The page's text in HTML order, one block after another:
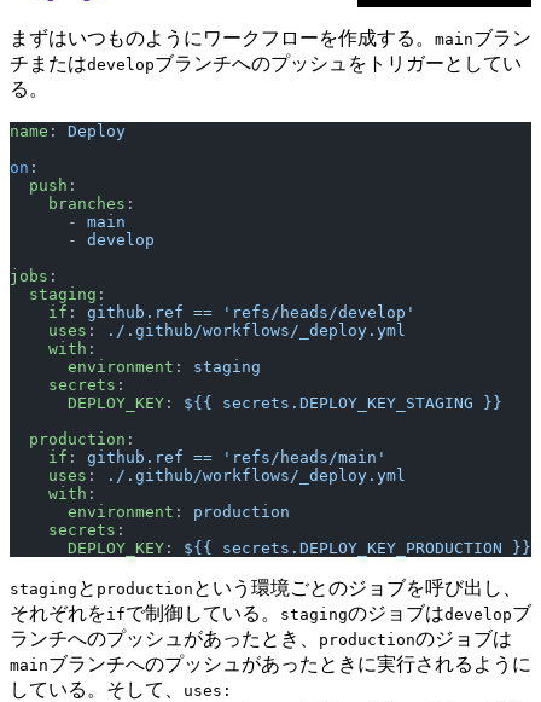
まずはいつものようにワークフローを作成する。 mainブラン
チまたはdevelopブランチへのプッシュをトリガーとしてい
る。
name : Deploy
on :
  push
:
    branches
:
      -
main
      -
develop
jobs :
  staging
:
    if
: github.ref == 'refs/heads/develop'
    uses
:
./.github/workflows/_deploy.yml
    with
:
      environment
: staging
    secrets
:
      DEPLOY_KEY
: ${{ secrets.DEPLOY_KEY_STAGING }}
  production
:
    if
: github.ref == 'refs/heads/main'
    uses
:
./.github/workflows/_deploy.yml
    with
:
      environment
: production
    secrets
:
      DEPLOY_KEY
: ${{ secrets.DEPLOY_KEY_PRODUCTION }}
staging と production という環境ごとのジョブを呼び出し、
それぞれをifで制御している。 stagingのジョブはdevelopブ
ランチへのプッシュがあったとき、
productionのジョブは
mainブランチへのプッシュがあったときに実行されるように
している。そして、
uses: